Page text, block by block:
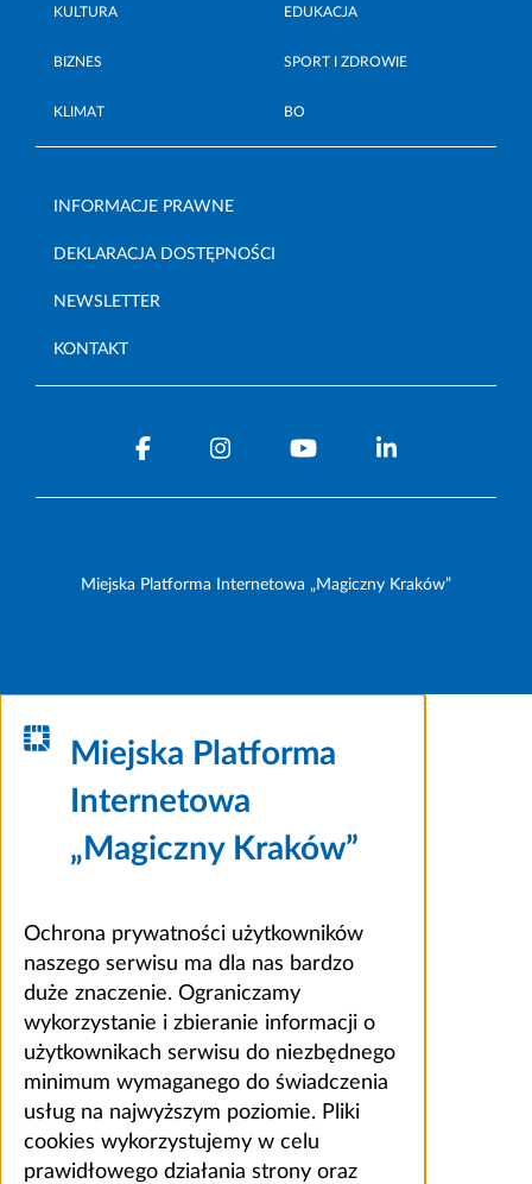
KULTURA EDUKACJA
BIZNES SPORT I ZDROWIE
KLIMAT BO
INFORMACJE PRAWNE
DEKLARACJA DOSTĘPNOŚCI
NEWSLETTER
KONTAKT
Miejska Platforma Internetowa „Magiczny Kraków”
Miejska Platforma
Internetowa
„Magiczny Kraków”
Ochrona prywatności użytkowników
naszego serwisu ma dla nas bardzo
duże znaczenie. Ograniczamy
wykorzystanie i zbieranie informacji o
użytkownikach serwisu do niezbędnego
minimum wymaganego do świadczenia
usług na najwyższym poziomie. Pliki
cookies wykorzystujemy w celu
prawidłowego działania strony oraz